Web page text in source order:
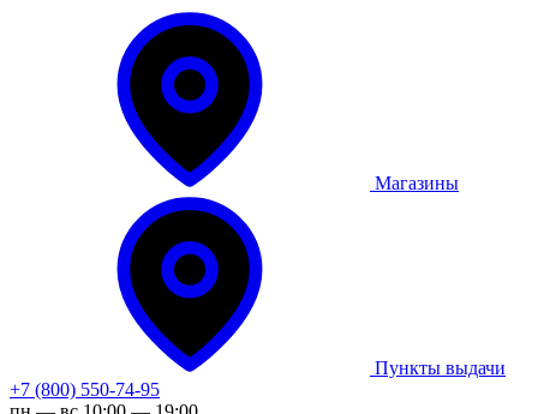
Магазины
Пункты выдачи
+7 (800) 550-74-95